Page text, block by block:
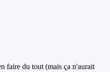
faire du tout (mais ça n'aurait